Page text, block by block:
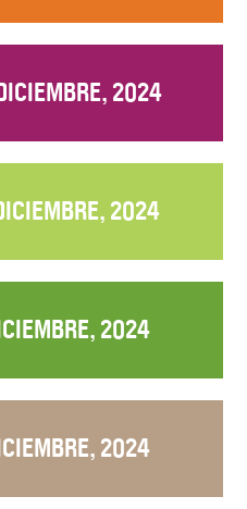
2024
2024
2024
2024